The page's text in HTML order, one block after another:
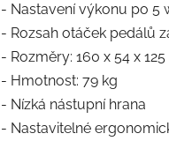
- Nastavení výkonu po 5
- Rozsah otáček pedálů
- Rozměry: 160 x 54 x
- Hmotnost: 79 kg
- Nízká nástupní hrana
- Nastavitelné